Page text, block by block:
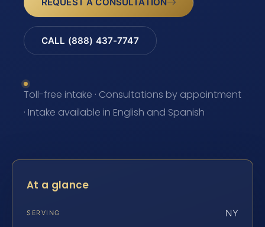
CALL (888) 437-7747
Toll-free intake · Consultations by appointment
· Intake available in English and Spanish
At a glance
SERVING NY